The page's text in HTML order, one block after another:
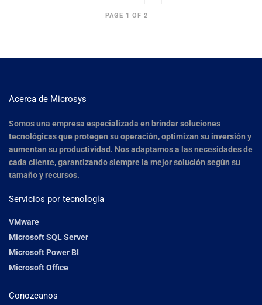
PAGE 1 OF 2
Acerca de Microsys
Somos una empresa especializada en brindar soluciones
tecnológicas que protegen su operación, optimizan su inversión y
aumentan su productividad. Nos adaptamos a las necesidades de
cada cliente, garantizando siempre la mejor solución según su
tamaño y recursos.
Servicios por tecnología
VMware
Microsoft SQL Server
Microsoft Power BI
Microsoft Office
Conozcanos